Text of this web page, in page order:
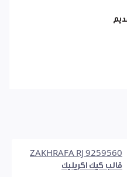
ZAKHRAFA RJ 9259560
قالب كيك اكريليك